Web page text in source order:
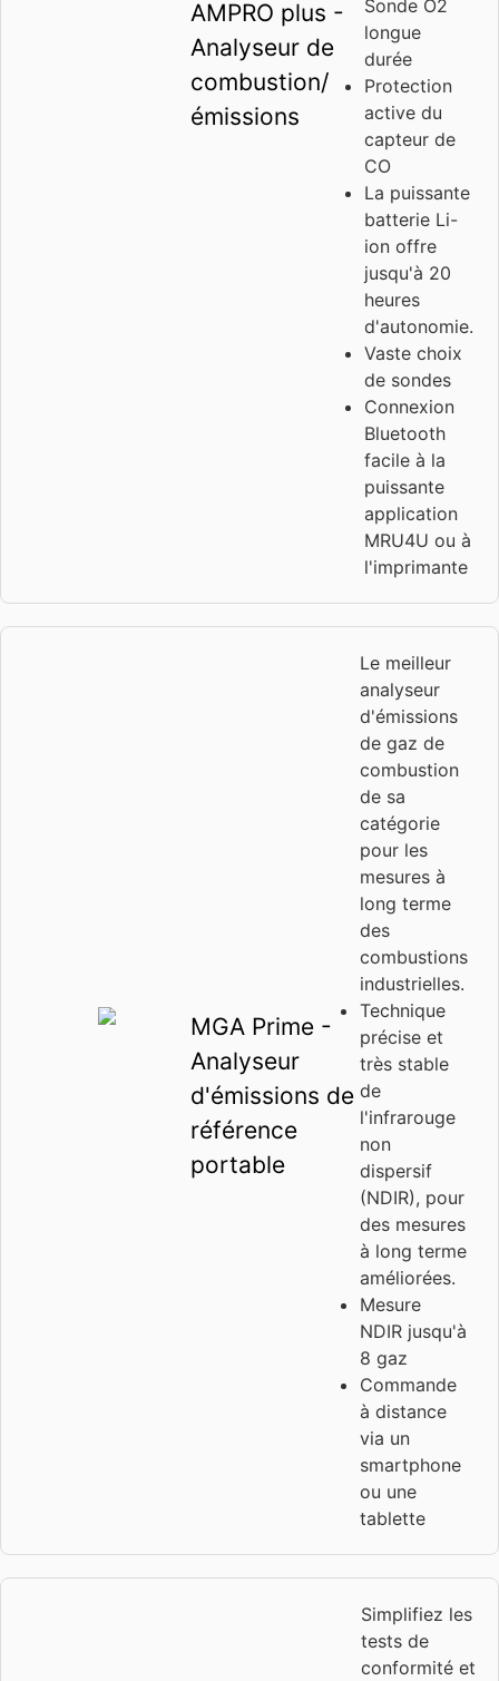
AMPRO plus -
Analyseur de
combustion/
émissions
Sonde O2
longue
durée
Protection
active du
capteur de
CO
La puissante
batterie Li-
ion offre
jusqu'à 20
heures
d'autonomie.
Vaste choix
de sondes
Connexion
Bluetooth
facile à la
puissante
application
MRU4U ou à
l'imprimante
MGA Prime -
Analyseur
d'émissions de
référence
portable
Le meilleur
analyseur
d'émissions
de gaz de
combustion
de sa
catégorie
pour les
mesures à
long terme
des
combustions
industrielles.
Technique
précise et
très stable
de
l'infrarouge
non
dispersif
(NDIR), pour
des mesures
à long terme
améliorées.
Mesure
NDIR jusqu'à
8 gaz
Commande
à distance
via un
smartphone
ou une
tablette
Simplifiez les
tests de
conformité et